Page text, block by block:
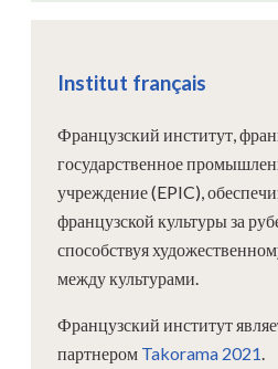
Institut français
Французский институт,
государственное
учреждение (EPIC),
французской культуры за
способствуя
между культурами.
Французский институт
партнером Takorama 2021.